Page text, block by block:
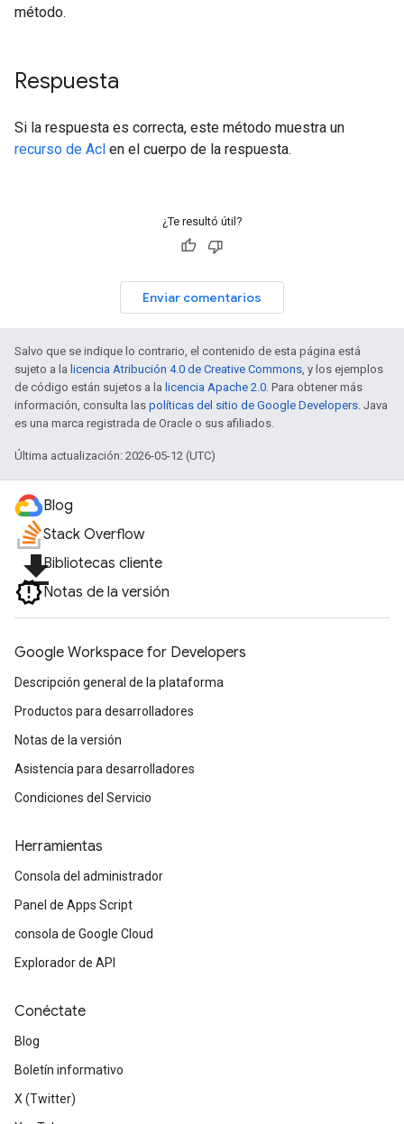
método.
Respuesta
Si la respuesta es correcta, este método muestra un
recurso de Acl en el cuerpo de la respuesta.
¿Te resultó útil?
Enviar comentarios
Salvo que se indique lo contrario, el contenido de esta página está
sujeto a la licencia Atribución 4.0 de Creative Commons, y los ejemplos
de código están sujetos a la licencia Apache 2.0. Para obtener más
información, consulta las políticas del sitio de Google Developers. Java
es una marca registrada de Oracle o sus afiliados.
Última actualización: 2026-05-12 (UTC)
Blog
Stack Overflow
file_downloadBibliotecas cliente
Notas de la versión
Google Workspace for Developers
Descripción general de la plataforma
Productos para desarrolladores
Notas de la versión
Asistencia para desarrolladores
Condiciones del Servicio
Herramientas
Consola del administrador
Panel de Apps Script
consola de Google Cloud
Explorador de API
Conéctate
Blog
Boletín informativo
X (Twitter)